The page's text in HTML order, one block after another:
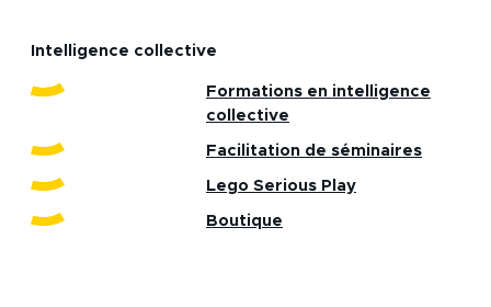
Intelligence collective
Formations en intelligence
collective
Facilitation de séminaires
Lego Serious Play
Boutique